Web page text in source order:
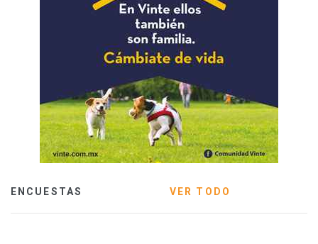
ENCUESTAS VER TODO